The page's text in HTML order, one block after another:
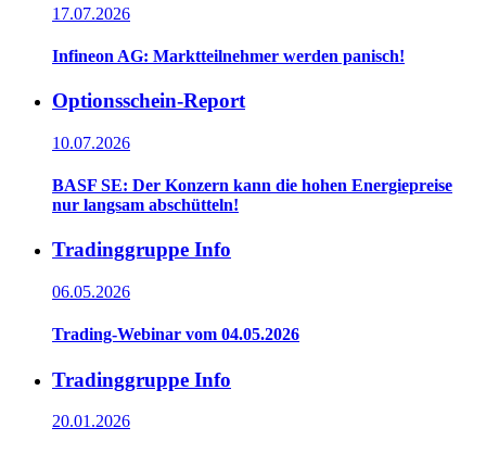
17.07.2026
Infineon AG: Marktteilnehmer werden panisch!
Optionsschein-Report
10.07.2026
BASF SE: Der Konzern kann die hohen Energiepreise
nur langsam abschütteln!
Tradinggruppe Info
06.05.2026
Trading-Webinar vom 04.05.2026
Tradinggruppe Info
20.01.2026